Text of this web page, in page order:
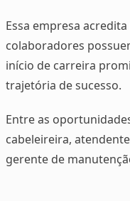
Essa empresa
colaboradores
início de carreira
trajetória de sucesso.
Entre as
cabeleireira,
gerente de